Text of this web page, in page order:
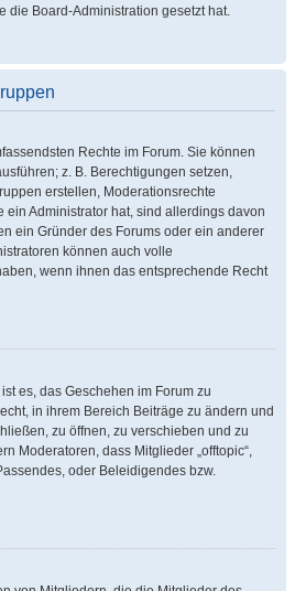
die Board-Administration gesetzt hat.
Rechte im Forum. Sie können
z. B. Berechtigungen setzen,
erstellen, Moderationsrechte
ein Administrator hat, sind allerdings davon
ein Gründer des Forums oder ein anderer
können auch volle
wenn ihnen das entsprechende Recht
es, das Geschehen im Forum zu
in ihrem Bereich Beiträge zu ändern und
zu öffnen, zu verschieben und zu
Moderatoren, dass Mitglieder „offtopic“,
oder Beleidigendes bzw.